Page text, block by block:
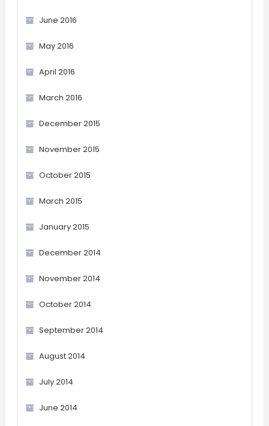
June 2016
May 2016
April 2016
March 2016
December 2015
November 2015
October 2015
March 2015
January 2015
December 2014
November 2014
October 2014
September 2014
August 2014
July 2014
June 2014